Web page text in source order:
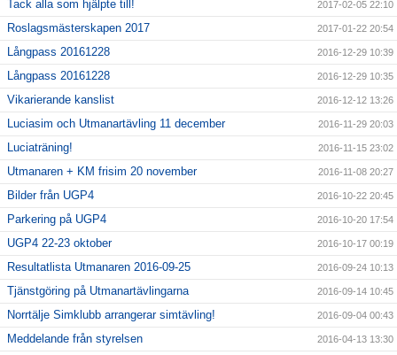
Tack alla som hjälpte till! 2017-02-05 22:10
Roslagsmästerskapen 2017 2017-01-22 20:54
Långpass 20161228 2016-12-29 10:39
Långpass 20161228 2016-12-29 10:35
Vikarierande kanslist 2016-12-12 13:26
Luciasim och Utmanartävling 11 december 2016-11-29 20:03
Luciaträning! 2016-11-15 23:02
Utmanaren + KM frisim 20 november 2016-11-08 20:27
Bilder från UGP4 2016-10-22 20:45
Parkering på UGP4 2016-10-20 17:54
UGP4 22-23 oktober 2016-10-17 00:19
Resultatlista Utmanaren 2016-09-25 2016-09-24 10:13
Tjänstgöring på Utmanartävlingarna 2016-09-14 10:45
Norrtälje Simklubb arrangerar simtävling! 2016-09-04 00:43
Meddelande från styrelsen 2016-04-13 13:30